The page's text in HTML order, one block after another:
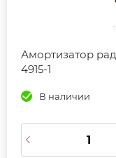
Амортизатор
4915-1
В наличии